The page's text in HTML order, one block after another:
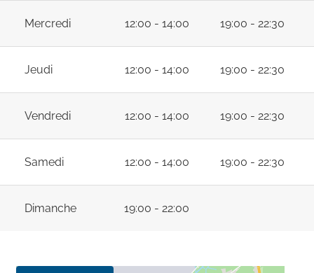
Mercredi 12:00 - 14:00 19:00 - 22:30
Jeudi 12:00 - 14:00 19:00 - 22:30
Vendredi 12:00 - 14:00 19:00 - 22:30
Samedi 12:00 - 14:00 19:00 - 22:30
Dimanche 19:00 - 22:00